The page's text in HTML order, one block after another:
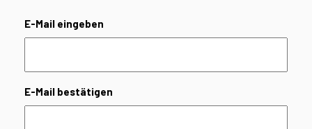
E-
Mail
E-Mail eingeben
E-Mail bestätigen